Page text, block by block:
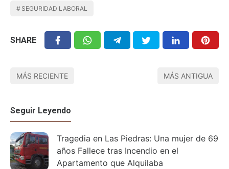
SEGURIDAD LABORAL
SHARE
MÁS RECIENTE MÁS ANTIGUA
Seguir Leyendo
Tragedia en Las Piedras: Una mujer de 69
años Fallece tras Incendio en el
Apartamento que Alquilaba